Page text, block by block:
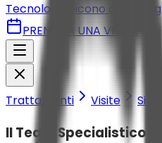
Tecnologie
Dicono di Noi
Blog
PRENOTA UNA VISITA
Trattamenti Visite
Il Team Specialistico